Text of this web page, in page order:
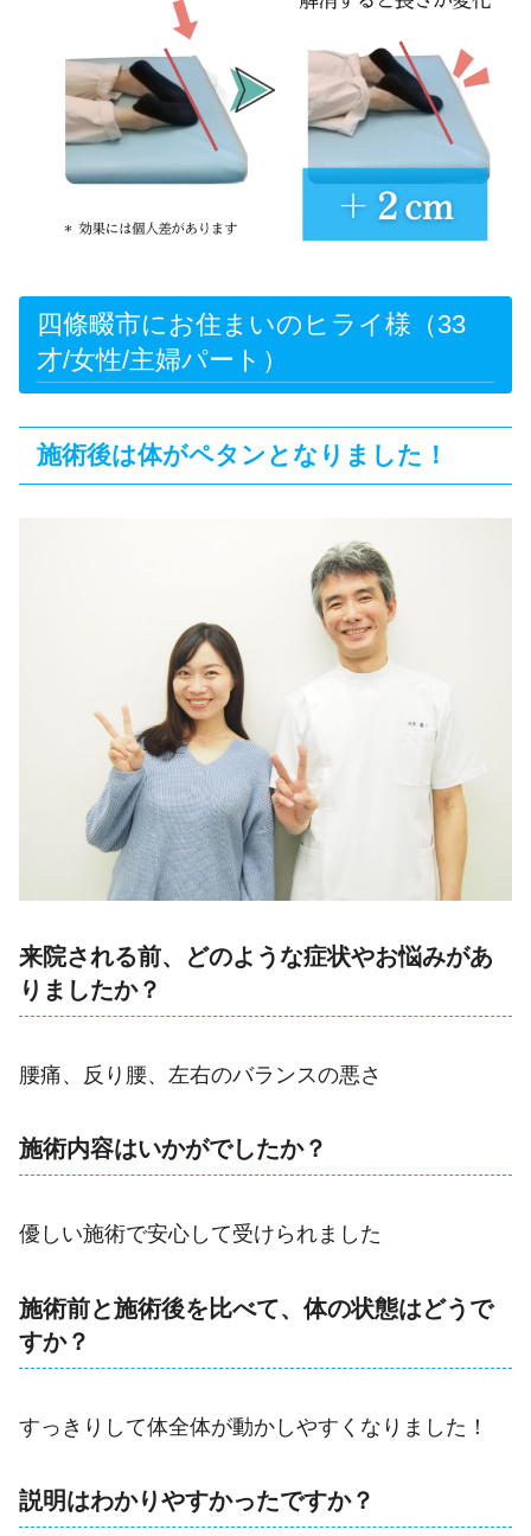
四條畷市にお住まいのヒライ様（33
才/女性/主婦パート）
施術後は体がペタンとなりました！
来院される前、どのような症状やお悩みがあ
りましたか？
腰痛、反り腰、左右のバランスの悪さ
施術内容はいかがでしたか？
優しい施術で安心して受けられました
施術前と施術後を比べて、体の状態はどうで
すか？
すっきりして体全体が動かしやすくなりました！
説明はわかりやすかったですか？